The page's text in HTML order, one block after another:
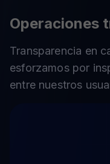
Operaciones
Transparencia en
esforzamos por
entre nuestros